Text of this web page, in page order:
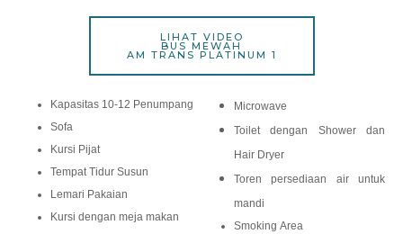
LIHAT VIDEO
BUS MEWAH
AM TRANS PLATINUM 1
Kapasitas 10-12 Penumpang
Sofa
Kursi Pijat
Tempat Tidur Susun
Lemari Pakaian
Kursi dengan meja makan
Microwave
Toilet dengan Shower dan
Hair Dryer
Toren persediaan air untuk
mandi
Smoking Area